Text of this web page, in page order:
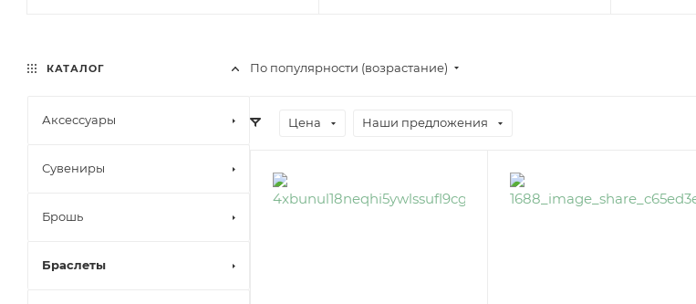
По популярности (возрастание)
Цена Наши предложения
КАТАЛОГ
Аксессуары
Сувениры
Брошь
Браслеты